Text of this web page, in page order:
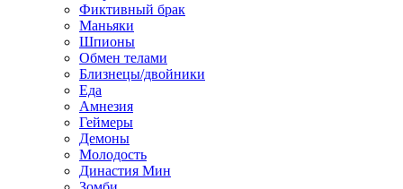
Фиктивный брак
Маньяки
Шпионы
Обмен телами
Близнецы/двойники
Еда
Амнезия
Геймеры
Демоны
Молодость
Династия Мин